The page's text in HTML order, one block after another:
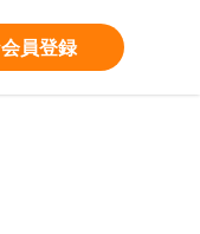
会員登録